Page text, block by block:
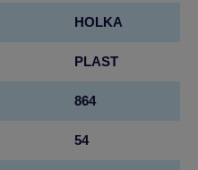
HOLKA
PLAST
864
54